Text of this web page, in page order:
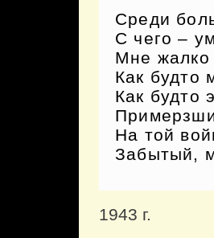
Среди
С чего –
Мне жалко
Как будто
Как будто
На той
Забытый,
1943 г.